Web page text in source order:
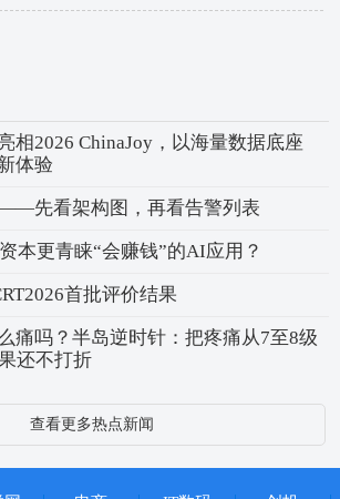
相2026 ChinaJoy，以海量数据底座
体验
先看架构图，再看告警列表
本更青睐“会赚钱”的AI应用？
首批评价结果
痛吗？半岛逆时针：把疼痛从7至8级
还不打折
查看更多热点新闻